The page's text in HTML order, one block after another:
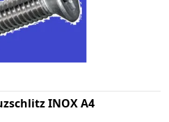
INOX A4